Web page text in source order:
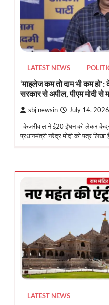
LATEST NEWS
‘माइलेज कम तो दाम भी कम
सरकार से अपील, पीएम मोदी से
sbj newsin July 14, 2026
केजरीवाल ने ई20 ईंधन को लेकर केंद्र
प्रधानमंत्री नरेंद्र मोदी को पत्र
LATEST NEWS